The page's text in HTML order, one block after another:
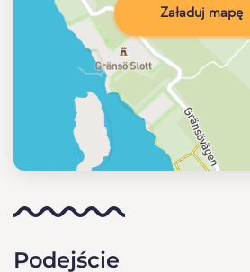
Załaduj mapę
Podejście